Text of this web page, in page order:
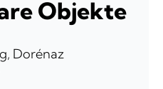
Objekte
Dorénaz